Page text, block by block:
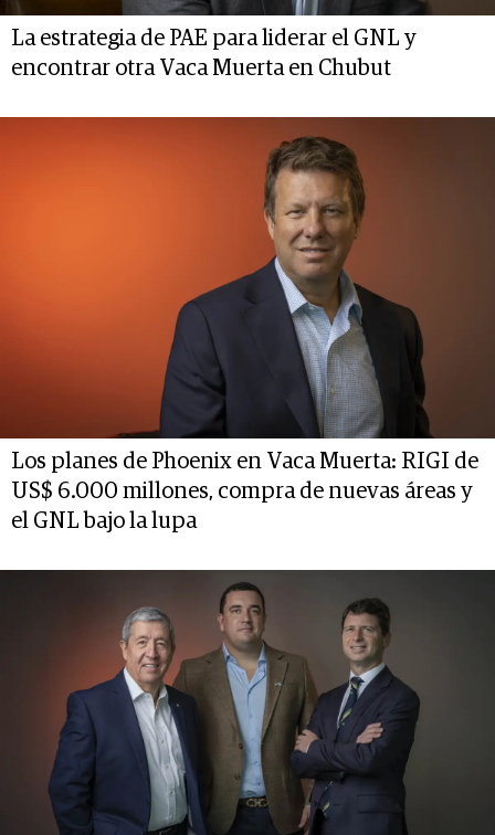
La estrategia de PAE para liderar el GNL y
encontrar otra Vaca Muerta en Chubut
Los planes de Phoenix en Vaca Muerta: RIGI de
US$ 6.000 millones, compra de nuevas áreas y
el GNL bajo la lupa